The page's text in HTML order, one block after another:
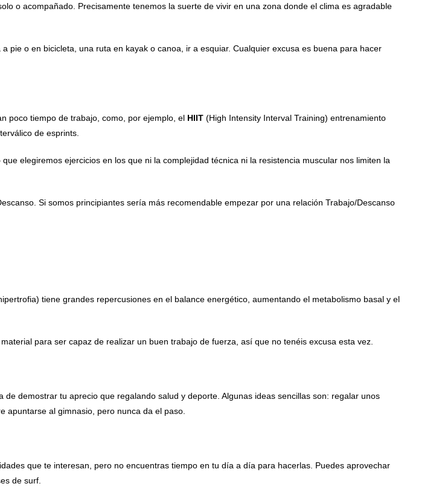
o acompañado. Precisamente tenemos la suerte de vivir en una zona donde el clima es agradable
pie o en bicicleta, una ruta en kayak o canoa, ir a esquiar. Cualquier excusa es buena para hacer
poco tiempo de trabajo, como, por ejemplo, el HIIT (High Intensity Interval Training) entrenamiento
de esprints.
elegiremos ejercicios en los que ni la complejidad técnica ni la resistencia muscular nos limiten la
Si somos principiantes sería más recomendable empezar por una relación Trabajo/Descanso
tiene grandes repercusiones en el balance energético, aumentando el metabolismo basal y el
para ser capaz de realizar un buen trabajo de fuerza, así que no tenéis excusa esta vez.
demostrar tu aprecio que regalando salud y deporte. Algunas ideas sencillas son: regalar unos
apuntarse al gimnasio, pero nunca da el paso.
que te interesan, pero no encuentras tiempo en tu día a día para hacerlas. Puedes aprovechar
de surf.